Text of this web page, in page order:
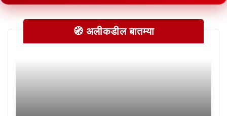
🧭 अलीकडील बातम्या